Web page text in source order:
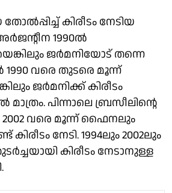
കിരീടം നേടിയ
1990ൽ
ജർമനിയോട് തന്നെ
1990 വരെ തുടരെ മൂന്ന്
ജർമനിക്ക് കിരീടം
മാത്രം. പിന്നാലെ ബ്രസീലിൻ്റെ
2002 വരെ മൂന്ന് ഫൈനലും
കിരീടം നേടി. 1994ലും 2002ലും
കിരീടം നേടാനുള്ള